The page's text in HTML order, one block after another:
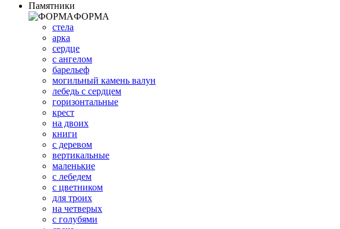
Памятники
ФОРМА
стела
арка
сердце
с ангелом
барельеф
могильный камень валун
лебедь с сердцем
горизонтальные
крест
на двоих
книги
с деревом
вертикальные
маленькие
с лебедем
с цветником
для троих
на четверых
с голубями